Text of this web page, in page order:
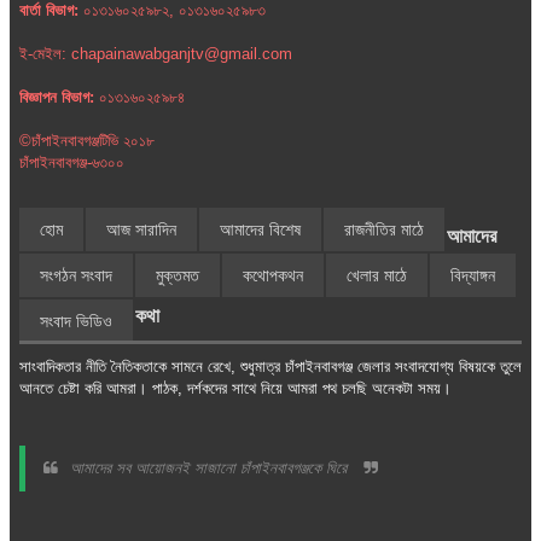
বার্তা বিভাগ: ০১৩১৬০২৫৯৮২, ০১৩১৬০২৫৯৮৩
ই-মেইল: chapainawabganjtv@gmail.com
বিজ্ঞাপন বিভাগ: ০১৩১৬০২৫৯৮৪
©চাঁপাইনবাবগঞ্জটিভি ২০১৮
চাঁপাইনবাবগঞ্জ-৬৩০০
হোম আজ সারাদিন আমাদের বিশেষ রাজনীতির মাঠে
সংগঠন সংবাদ মুক্তমত কথোপকথন খেলার মাঠে বিদ্যাঙ্গন
সংবাদ ভিডিও
আমাদের
কথা
সাংবাদিকতার নীতি নৈতিকতাকে সামনে রেখে, শুধুমাত্র চাঁপাইনবাবগঞ্জ জেলার সংবাদযোগ্য বিষয়কে তুলে
আনতে চেষ্টা করি আমরা। পাঠক, দর্শকদের সাথে নিয়ে আমরা পথ চলছি অনেকটা সময়।
আমাদের সব আয়োজনই সাজানো চাঁপাইনবাবগঞ্জকে ঘিরে